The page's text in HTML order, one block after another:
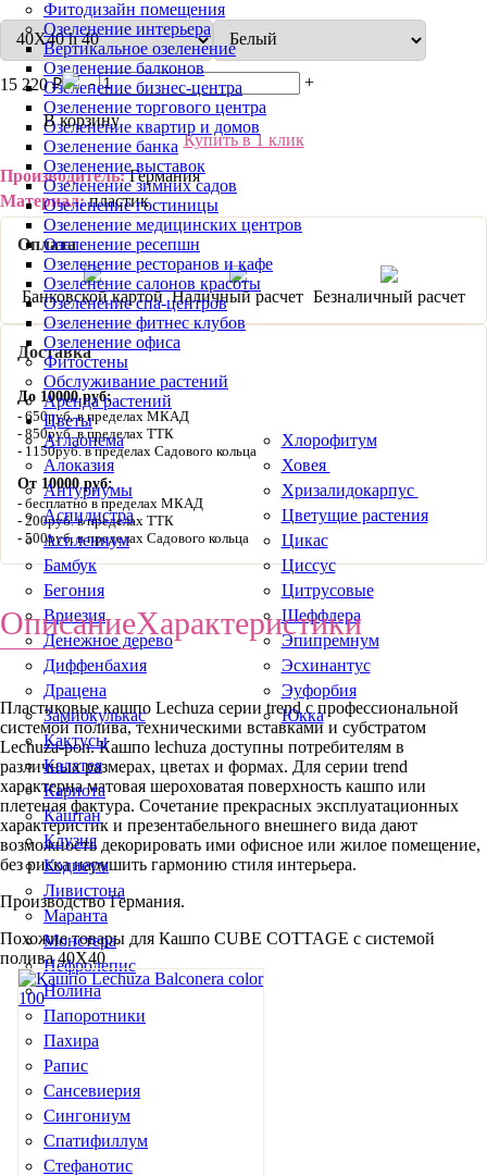
Фитодизайн помещения
Озеленение интерьера
Вертикальное озеленение
Озеленение балконов
Озеленение бизнес-центра
Озеленение торгового центра
Озеленение квартир и домов
Озеленение банка
Озеленение выставок
Озеленение зимних садов
Озеленение гостиницы
Озеленение медицинских центров
Озеленение ресепшн
Озеленение ресторанов и кафе
Озеленение салонов красоты
Озеленение спа-центров
Озеленение фитнес клубов
Озеленение офиса
Фитостены
Обслуживание растений
Аренда растений
Цветы
Аглаонема
Алоказия
Антуриумы
Аспидистра
Асплениум
Бамбук
Бегония
Вриезия
Денежное дерево
Диффенбахия
Драцена
Замиокулькас
Кактусы
Калатея
Кариота
Каштан
Клузия
Кодиеум
Ливистона
Маранта
Монстера
Нефролепис
Нолина
Папоротники
Пахира
Рапис
Сансевиерия
Сингониум
Спатифиллум
Стефанотис
Хлорофитум
Ховея
Хризалидокарпус
Цветущие растения
Цикас
Циссус
Цитрусовые
Шеффлера
Эпипремнум
Эсхинантус
Эуфорбия
Юкка
15 220 ₽ - +
В корзину
Купить в 1 клик
Производитель:Германия
Материал:пластик
Оплата
Банковской картой Наличный расчет Безналичный расчет
Доставка
До 10000 руб:
650руб. в пределах МКАД
850руб. в пределах ТТК
1150руб. в пределах Садового кольца
От 10000 руб:
бесплатно в пределах МКАД
200руб. в пределах ТТК
500руб. в пределах Садового кольца
ОписаниеХарактеристики
Пластиковые кашпо Lechuza серии trend с профессиональной
системой полива, техническими вставками и субстратом
Lechuza-pon. Кашпо lechuza доступны потребителям в
различных размерах, цветах и формах. Для серии trend
характерна матовая шероховатая поверхность кашпо или
плетеная фактура. Сочетание прекрасных эксплуатационных
характеристик и презентабельного внешнего вида дают
возможность декорировать ими офисное или жилое помещение,
без риска нарушить гармонию стиля интерьера.
Производство Германия.
Похожие товары для Кашпо CUBE COTTAGE с системой
полива 40Х40